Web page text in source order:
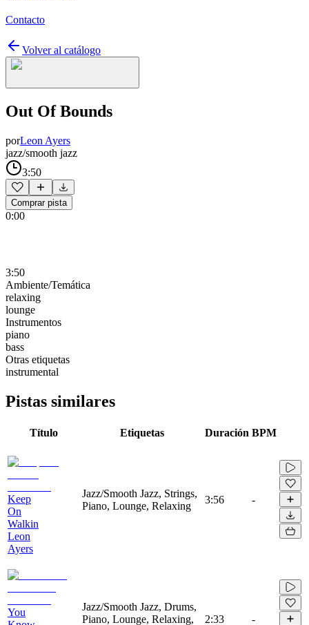
Contacto
Volver al catálogo
Out Of Bounds
porLeon Ayers
jazz/smooth jazz
3:50
Comprar pista
0:00
3:50
Ambiente/Temática
relaxing
lounge
Instrumentos
piano
bass
Otras etiquetas
instrumental
Pistas similares
Título Etiquetas Duración BPM
Keep
On
Walkin
Leon
Ayers
Jazz/Smooth Jazz, Strings,
Piano, Lounge, Relaxing
3:56 -
You
Jazz/Smooth Jazz, Drums,
Piano, Lounge, Relaxing,
2:33 -